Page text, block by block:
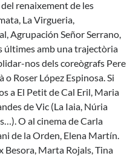
del renaixement de les
La Virgueria,
Agrupación Señor Serrano,
últimes amb una trajectòria
nos dels coreògrafs Pere
o Roser López Espinosa. Si
a El Petit de Cal Eril, Maria
de Vic (La Iaia, Núria
O al cinema de Carla
de la Orden, Elena Martín.
Besora, Marta Rojals, Tina